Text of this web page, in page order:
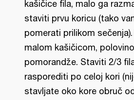
kašičice fila, malo ga
staviti prvu koricu (tako
pomerati prilikom
malom kašičicom,
pomorandže. Staviti 2/3
rasporediti po celoj kori
stavljate oko kore obruč